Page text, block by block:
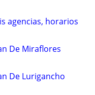
agencias, horarios
De Miraflores
De Lurigancho